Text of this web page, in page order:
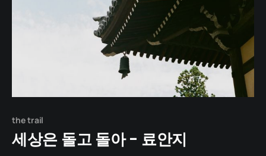
the trail
세상은 돌고 돌아 - 료안지